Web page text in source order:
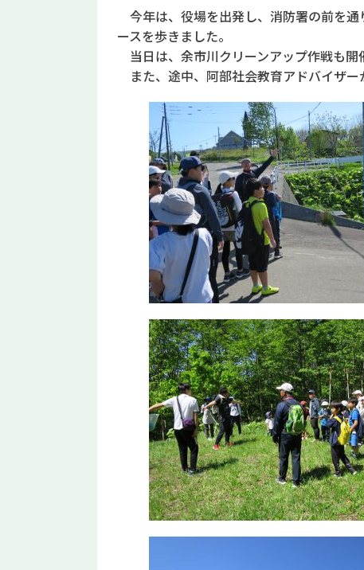
今年は、役場を出発し、消防署の前を
ースを歩きました。
当日は、余市川クリーンアップ作戦も開
また、途中、阿部社会教育アドバイザー